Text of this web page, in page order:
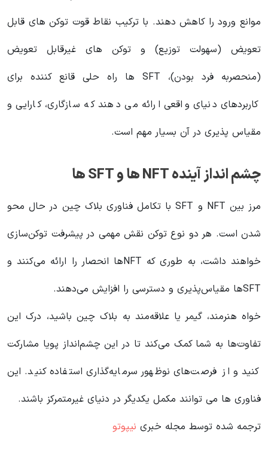
موانع ورود را کاهش دهند. با ترکیب نقاط قوت توکن های قابل
تعویض (سهولت توزیع) و توکن های غیرقابل تعویض
(منحصربه فرد بودن)، SFT ها راه حلی قانع کننده برای
کاربردهای دنیای واقعی ارائه می دهند که سازگاری، کارایی و
مقیاس پذیری در آن بسیار مهم است.
چشم انداز آینده NFT ها و SFT ها
مرز بین NFT و SFT با تکامل فناوری بلاک چین در حال محو
شدن است. هر دو نوع توکن نقش مهمی در پیشرفت توکن‌سازی
خواهند داشت، به طوری که NFT‌ها انحصار را ارائه می‌کنند و
SFT‌ها مقیاس‌پذیری و دسترسی را افزایش می‌دهند.
خواه هنرمند، گیمر یا علاقه‌مند به بلاک چین باشید، درک این
تفاوت‌ها به شما کمک می‌کند تا در این چشم‌انداز پویا مشارکت
کنید و از فرصت‌های نوظهور سرمایه‌گذاری استفاده کنید. این
فناوری ها می توانند مکمل یکدیگر در دنیای غیرمتمرکز باشند.
ترجمه شده توسط مجله خبری نیپوتو